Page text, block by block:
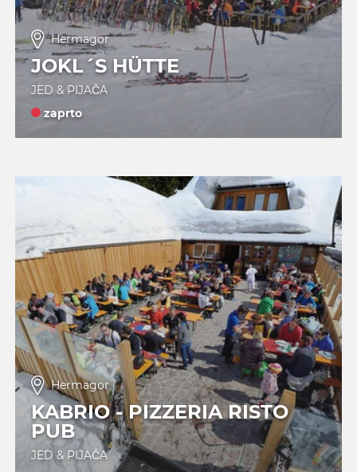
Hermagor
JOKL´S HÜTTE
JED & PIJAČA
zaprto
Hermagor
KABRIO - PIZZERIA RISTO
PUB
JED & PIJAČA